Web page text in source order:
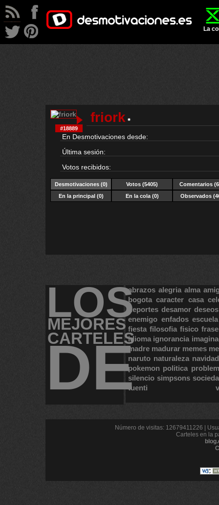
La
#18889
friork
En Desmotivaciones desde:
Última sesión:
Votos recibidos:
Desmotivaciones(0) Votos (5405)
Comentarios
En la principal (0)
En la cola (0) Observados
LOS
MEJORES
CARTELES
DE
abrazos alegria alma
bogota caracter casa
deportes desamor deseos
enemigo enfados escuela
fiesta filosofia fisico
idioma ignorancia
madre madurar memes
naruto naturaleza navidad
pokemon politica
silencio simpsons
tuenti
Número de visitas: 12679411226 |
Carteles en la